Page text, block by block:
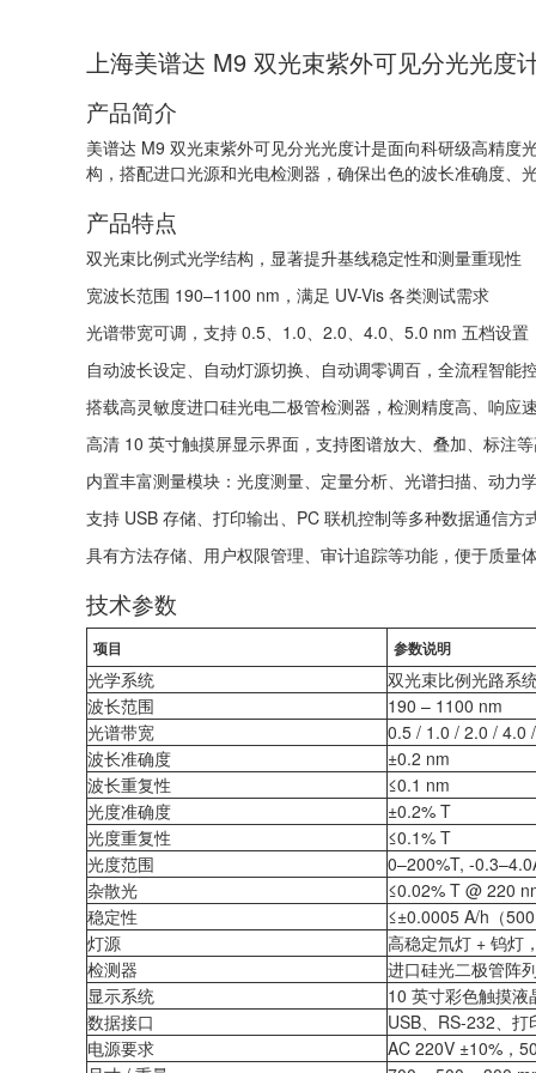
上海美谱达 M9 双光束紫外可见分光光度
产品简介
美谱达 M9 双光束紫外可见分光光度计是面向科研级高精
构，搭配进口光源和光电检测器，确保出色的波长准确度
产品特点
双光束比例式光学结构，显著提升基线稳定性和测量重现性
宽波长范围 190–1100 nm，满足 UV-Vis 各类测试需求
光谱带宽可调，支持 0.5、1.0、2.0、4.0、5.0 nm 五档设置
自动波长设定、自动灯源切换、自动调零调百，全流程智能
搭载高灵敏度进口硅光电二极管检测器，检测精度高、响应
高清 10 英寸触摸屏显示界面，支持图谱放大、叠加、标注
内置丰富测量模块：光度测量、定量分析、光谱扫描、动力
支持 USB 存储、打印输出、PC 联机控制等多种数据通信方
具有方法存储、用户权限管理、审计追踪等功能，便于质量
技术参数
项目 参数说明
光学系统
双光束比例光路系
波长范围
190 – 1100 nm
光谱带宽
0.5 / 1.0 / 2.0 / 4.0
波长准确度
±0.2 nm
波长重复性
≤0.1 nm
光度准确度
±0.2% T
光度重复性
≤0.1% T
光度范围
0–200%T, -
杂散光
≤0.02% T @ 220
稳定性
≤±0.0005 A/h（
灯源
高稳定氘灯 + 钨灯
检测器
进口硅光二极管阵
显示系统
10 英寸彩色触摸液
数据接口
USB、RS-232、
电源要求
AC 220V ±10%，